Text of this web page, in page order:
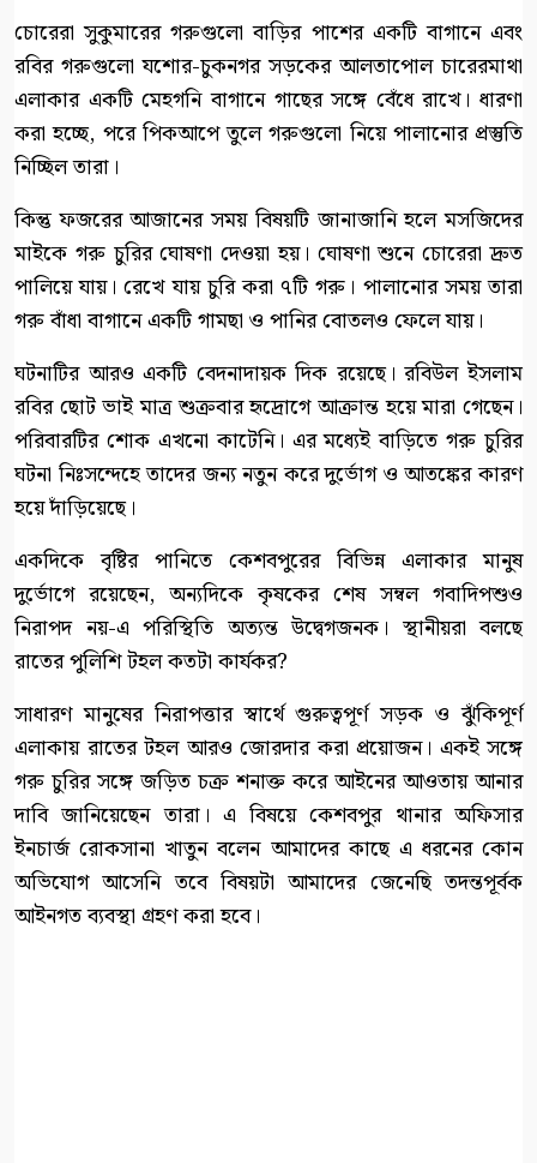
চোরেরা সুকুমারের গরুগুলো বাড়ির পাশের একটি বাগানে এবং
রবির গরুগুলো যশোর-চুকনগর সড়কের আলতাপোল চারেরমাথা
এলাকার একটি মেহগনি বাগানে গাছের সঙ্গে বেঁধে রাখে। ধারণা
করা হচ্ছে, পরে পিকআপে তুলে গরুগুলো নিয়ে পালানোর প্রস্তুতি
নিচ্ছিল তারা।
কিন্তু ফজরের আজানের সময় বিষয়টি জানাজানি হলে মসজিদের
মাইকে গরু চুরির ঘোষণা দেওয়া হয়। ঘোষণা শুনে চোরেরা দ্রুত
পালিয়ে যায়। রেখে যায় চুরি করা ৭টি গরু। পালানোর সময় তারা
গরু বাঁধা বাগানে একটি গামছা ও পানির বোতলও ফেলে যায়।
ঘটনাটির আরও একটি বেদনাদায়ক দিক রয়েছে। রবিউল ইসলাম
রবির ছোট ভাই মাত্র শুক্রবার হৃদ্রোগে আক্রান্ত হয়ে মারা গেছেন।
পরিবারটির শোক এখনো কাটেনি। এর মধ্যেই বাড়িতে গরু চুরির
ঘটনা নিঃসন্দেহে তাদের জন্য নতুন করে দুর্ভোগ ও আতঙ্কের কারণ
হয়ে দাঁড়িয়েছে।
একদিকে বৃষ্টির পানিতে কেশবপুরের বিভিন্ন এলাকার মানুষ
দুর্ভোগে রয়েছেন, অন্যদিকে কৃষকের শেষ সম্বল গবাদিপশুও
নিরাপদ নয়-এ পরিস্থিতি অত্যন্ত উদ্বেগজনক। স্থানীয়রা বলছে
রাতের পুলিশি টহল কতটা কার্যকর?
সাধারণ মানুষের নিরাপত্তার স্বার্থে গুরুত্বপূর্ণ সড়ক ও ঝুঁকিপূর্ণ
এলাকায় রাতের টহল আরও জোরদার করা প্রয়োজন। একই সঙ্গে
গরু চুরির সঙ্গে জড়িত চক্র শনাক্ত করে আইনের আওতায় আনার
দাবি জানিয়েছেন তারা। এ বিষয়ে কেশবপুর থানার অফিসার
ইনচার্জ রোকসানা খাতুন বলেন আমাদের কাছে এ ধরনের কোন
অভিযোগ আসেনি তবে বিষয়টা আমাদের জেনেছি তদন্তপূর্বক
আইনগত ব্যবস্থা গ্রহণ করা হবে।